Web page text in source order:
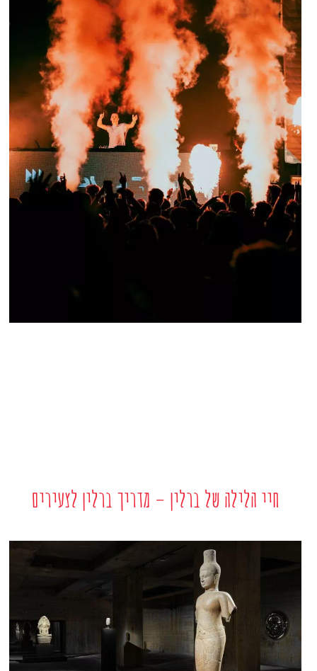
חיי הלילה של ברלין – מדריך ברלין לצעירים